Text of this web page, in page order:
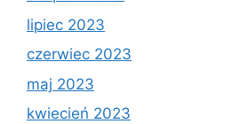
lipiec 2023
czerwiec 2023
maj 2023
kwiecień 2023